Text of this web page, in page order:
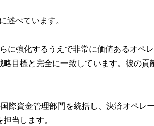
べています。
に強化するうえで非常に価値あるオ
目標と完全に一致しています。彼の
資金管理部門を統括し、決済オペレ
当します。